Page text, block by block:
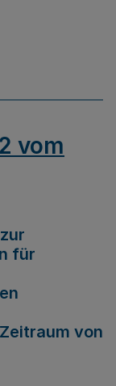
vom
für
von